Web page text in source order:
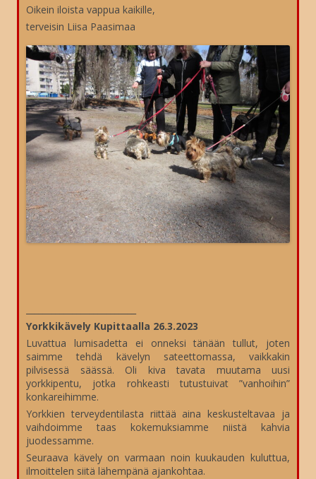
Oikein iloista vappua kaikille,
terveisin Liisa Paasimaa
Yorkkikävely Kupittaalla 26.3.2023
Luvattua lumisadetta ei onneksi tänään tullut, joten
saimme tehdä kävelyn sateettomassa, vaikkakin
pilvisessä säässä. Oli kiva tavata muutama uusi
yorkkipentu, jotka rohkeasti tutustuivat ”vanhoihin”
konkareihimme.
Yorkkien terveydentilasta riittää aina keskusteltavaa ja
vaihdoimme taas kokemuksiamme niistä kahvia
juodessamme.
Seuraava kävely on varmaan noin kuukauden kuluttua,
ilmoittelen siitä lähempänä ajankohtaa.